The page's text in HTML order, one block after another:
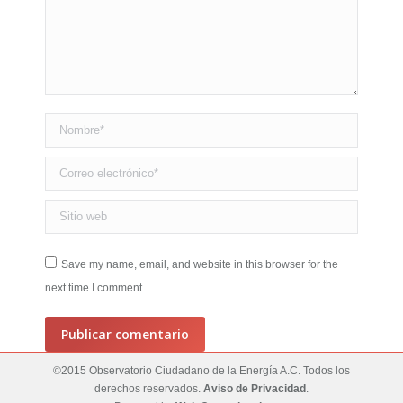
Nombre *
Correo electrónico *
Sitio web
Save my name, email, and website in this browser for the
next time I comment.
Publicar comentario
©2015 Observatorio Ciudadano de la Energía A.C. Todos los
derechos reservados. Aviso de Privacidad .